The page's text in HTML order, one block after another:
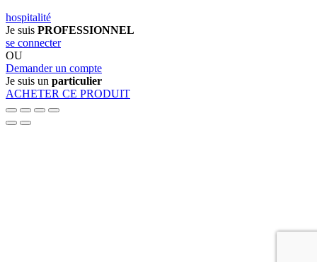
hospitalité
Je suis PROFESSIONNEL
se connecter
OU
Demander un compte
Je suis un particulier
ACHETER CE PRODUIT